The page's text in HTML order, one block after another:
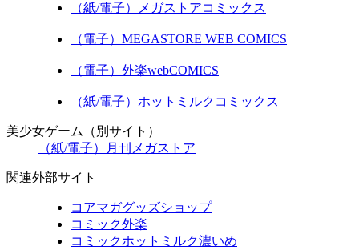
（紙/電子）メガストアコミックス
（電子）MEGASTORE WEB COMICS
（電子）外楽webCOMICS
（紙/電子）ホットミルクコミックス
美少女ゲーム（別サイト）
（紙/電子）月刊メガストア
関連外部サイト
コアマガグッズショップ
コミック外楽
コミックホットミルク濃いめ